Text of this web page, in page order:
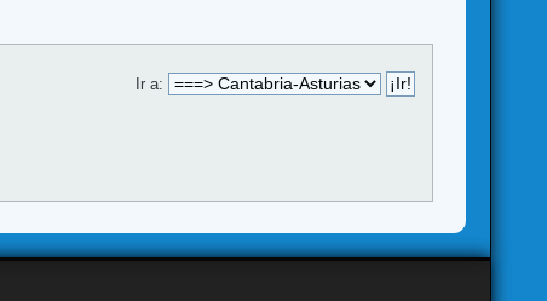
Ir a: